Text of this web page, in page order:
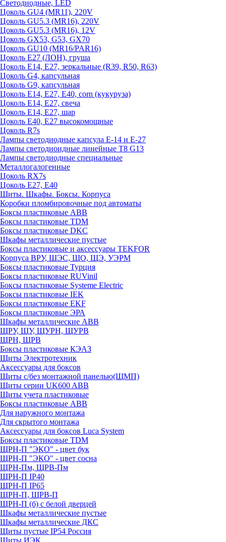
Светодиодные, LED
Цоколь GU4 (MR11), 220V
Цоколь GU5.3 (MR16), 220V
Цоколь GU5.3 (MR16), 12V
Цоколь GX53, G53, GX70
Цоколь GU10 (MR16/PAR16)
Цоколь Е27 (ЛОН), груша
Цоколь Е14, Е27, зеркальные (R39, R50, R63)
Цоколь G4, капсульная
Цоколь G9, капсульная
Цоколь Е14, Е27, Е40, corn (кукуруза)
Цоколь Е14, Е27, свеча
Цоколь Е14, Е27, шар
Цоколь Е40, Е27 высокомощные
Цоколь R7s
Лампы светодиодные капсула Е-14 и Е-27
Лампы светодиоидные линейные T8 G13
Лампы светодиодные специальные
Металлогалогенные
Цоколь RX7s
Цоколь Е27, E40
Щиты. Шкафы. Боксы. Корпуса
Коробки пломбировочные под автоматы
Боксы пластиковые ABB
Боксы пластиковые TDM
Боксы пластиковые DKC
Шкафы металлические пустые
Боксы пластиковые и аксессуары TEKFOR
Корпуса ВРУ, ШЭС, ЩО, ЩЭ, УЭРМ
Боксы пластиковые Турция
Боксы пластиковые RUVinil
Боксы пластиковые Systeme Electric
Боксы пластиковые IEK
Боксы пластиковые EKF
Боксы пластиковые ЭРА
Шкафы металлические ABB
ЩРУ, ЩУ, ЩУРН, ЩУРВ
ЩРН, ЩРВ
Боксы пластиковые КЭАЗ
Щиты Электротехник
Аксессуары для боксов
Щиты с/без монтажной панелью(ЩМП)
Щиты серии UK600 ABB
Щиты учета пластиковые
Боксы пластиковые ABB
Для наружного монтажа
Для скрытого монтажа
Аксессуары для боксов Luca System
Боксы пластиковые TDM
ЩРН-П "ЭКО" - цвет бук
ЩРН-П "ЭКО" - цвет сосна
ЩРН-Пм, ЩРВ-Пм
ЩРН-П IP40
ЩРН-П IP65
ЩРН-П, ЩРВ-П
ЩРН-П (б) с белой дверцей
Шкафы металлические пустые
Шкафы металлические ДКС
Щиты пустые IP54 Россия
Щиты ИЭК